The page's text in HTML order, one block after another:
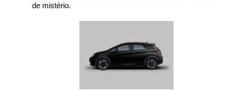
de mistério.